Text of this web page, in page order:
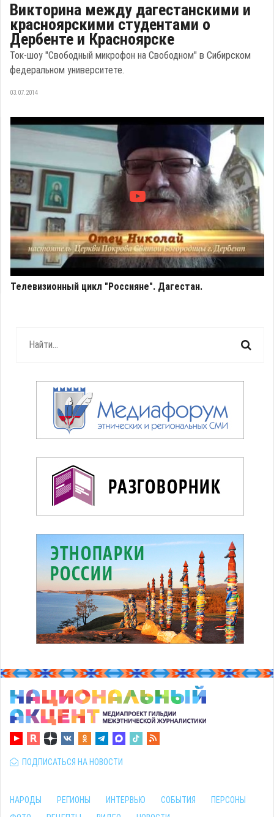
Викторина между дагестанскими и
красноярскими студентами о
Дербенте и Красноярске
Ток-шоу "Свободный микрофон на Свободном" в Сибирском
федеральном университете.
03.07.2014
Телевизионный цикл "Россияне". Дагестан.
ПОДПИСАТЬСЯ НА НОВОСТИ
НАРОДЫ РЕГИОНЫ ИНТЕРВЬЮ СОБЫТИЯ
ПЕРСОНЫ